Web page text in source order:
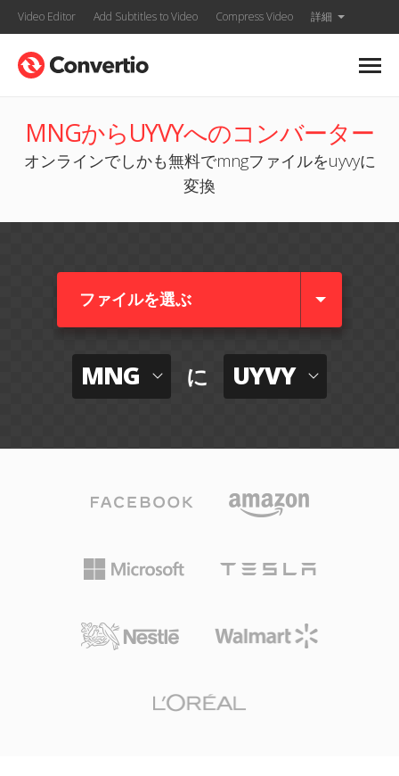
Video Editor Add Subtitles to Video Compress Video 詳細
MNGからUYVYへのコンバーター
オンラインでしかも無料でmngファイルをuyvyに
変換
ファイルを選ぶ
MNG に UYVY